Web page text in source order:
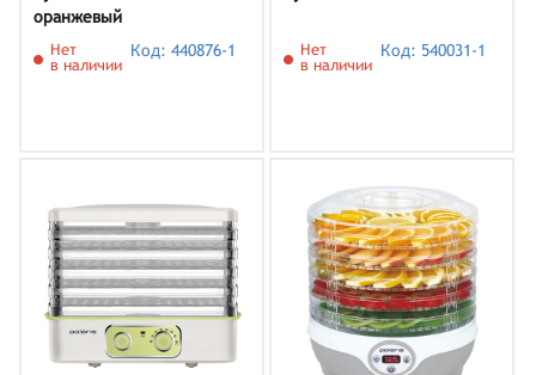
оранжевый
Нет
в наличии
Код: 440876-1
Нет
в наличии
Код: 540031-1